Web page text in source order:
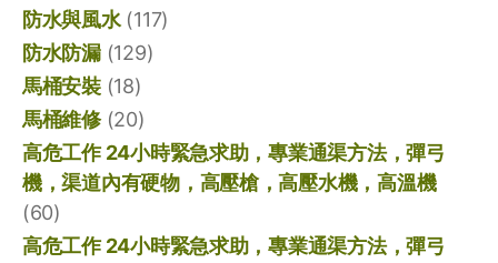
防水與風水(117)
防水防漏(129)
馬桶安裝(18)
馬桶維修(20)
高危工作 24小時緊急求助，專業通渠方法，彈弓
機，渠道內有硬物，高壓槍，高壓水機，高溫機
(60)
高危工作 24小時緊急求助，專業通渠方法，彈弓